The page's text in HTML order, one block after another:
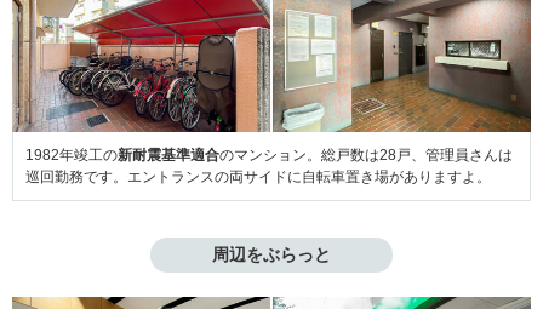
1982年竣工の新耐震基準適合のマンション。総戸数は28戸、管理員さんは
巡回勤務です。エントランスの両サイドに自転車置き場がありますよ。
周辺をぶらっと